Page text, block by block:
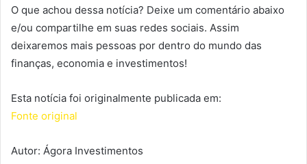
O que achou dessa notícia? Deixe um comentário abaixo
e/ou compartilhe em suas redes sociais. Assim
deixaremos mais pessoas por dentro do mundo das
finanças, economia e investimentos!
Esta notícia foi originalmente publicada em:
Fonte original
Autor: Ágora Investimentos